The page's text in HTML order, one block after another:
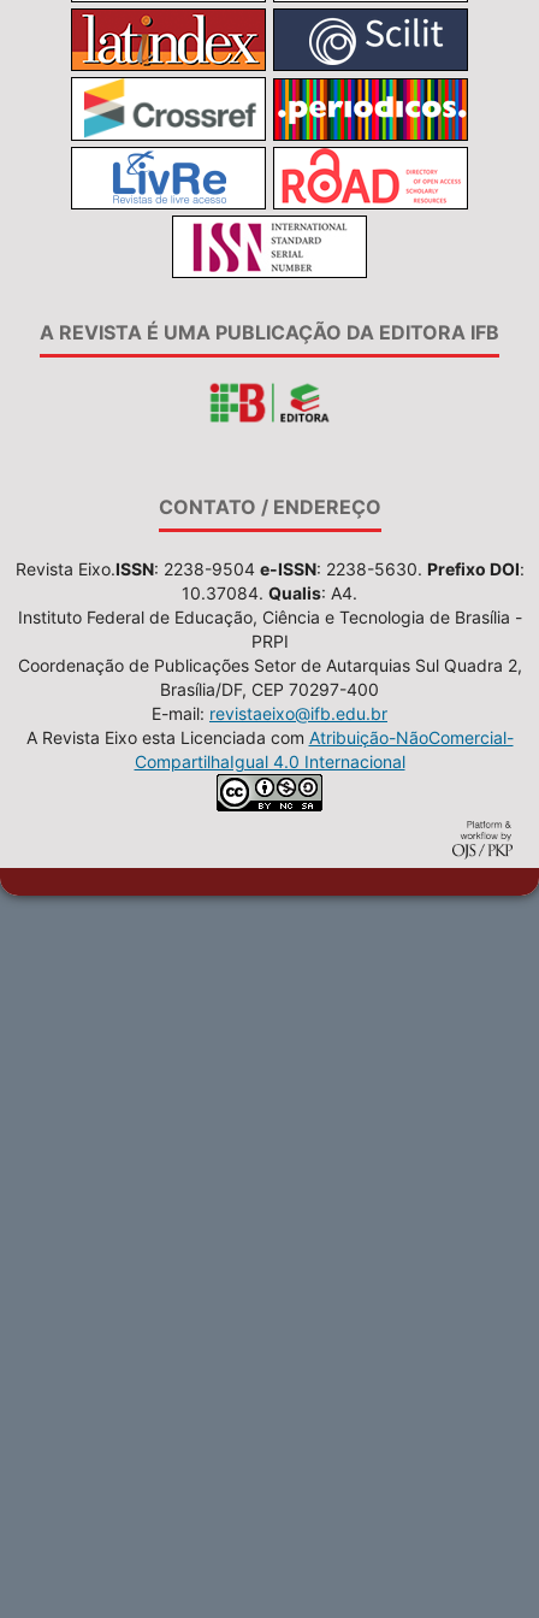
A REVISTA É UMA PUBLICAÇÃO DA EDITORA IFB
CONTATO / ENDEREÇO
Revista Eixo.ISSN: 2238-9504 e-ISSN: 2238-5630. Prefixo DOI:
10.37084. Qualis: A4.
Instituto Federal de Educação, Ciência e Tecnologia de Brasília -
PRPI
Coordenação de Publicações Setor de Autarquias Sul Quadra 2,
Brasília/DF, CEP 70297-400
E-mail: revistaeixo@ifb.edu.br
A Revista Eixo esta Licenciada com Atribuição-NãoComercial-
CompartilhaIgual 4.0 Internacional